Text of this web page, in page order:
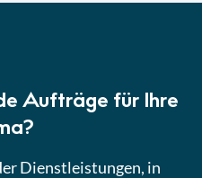
Aufträge für Ihre
Dienstleistungen, in